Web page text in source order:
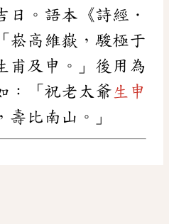
日。語本《詩經．
崧高維嶽，駿極于
甫及申。」後用為
：「祝老太爺 生申
壽比南山。」